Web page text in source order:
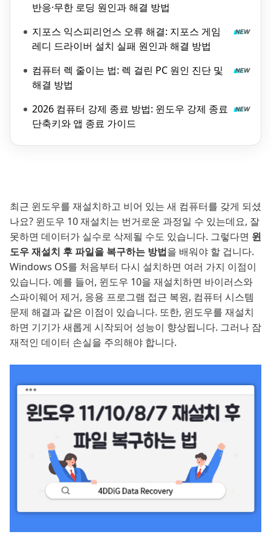
반응·무한 로딩 원인과 해결 방법
지포스 익스피리언스 오류 해결: 지포스 게임
레디 드라이버 설치 실패 원인과 해결 방법
컴퓨터 렉 줄이는 법: 렉 걸린 PC 원인 진단 및
해결 방법
2026 컴퓨터 강제 종료 방법: 윈도우 강제 종료
단축키와 앱 종료 가이드
최근 윈도우를 재설치하고 비어 있는 새 컴퓨터를 갖게 되셨
나요? 윈도우 10 재설치는 번거로운 과정일 수 있는데요, 잘
못하면 데이터가 실수로 삭제될 수도 있습니다. 그렇다면 윈
도우 재설치 후 파일을 복구하는 방법을 배워야 할 겁니다.
Windows OS를 처음부터 다시 설치하면 여러 가지 이점이
있습니다. 예를 들어, 윈도우 10을 재설치하면 바이러스와
스파이웨어 제거, 응용 프로그램 접근 복원, 컴퓨터 시스템
문제 해결과 같은 이점이 있습니다. 또한, 윈도우를 재설치
하면 기기가 새롭게 시작되어 성능이 향상됩니다. 그러나 잠
재적인 데이터 손실을 주의해야 합니다.